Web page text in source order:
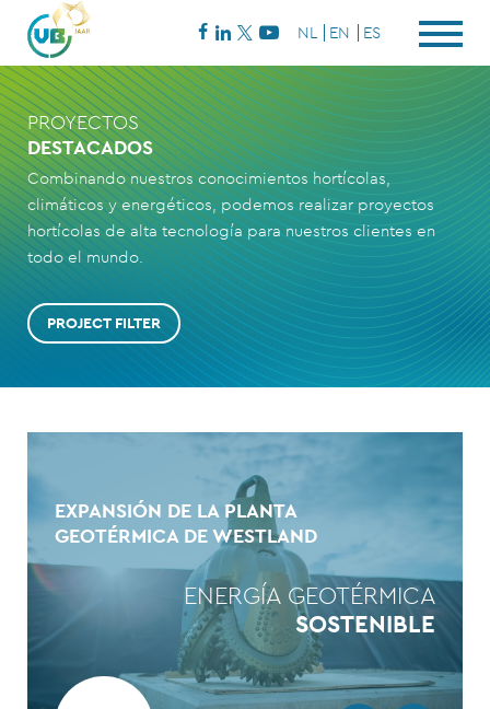
NL EN ES
PROYECTOS
DESTACADOS
Combinando nuestros conocimientos hortícolas,
climáticos y energéticos, podemos realizar proyectos
hortícolas de alta tecnología para nuestros clientes en
todo el mundo.
PROJECT FILTER
EXPANSIÓN DE LA PLANTA
GEOTÉRMICA DE WESTLAND
ENERGÍA GEOTÉRMICA
SOSTENIBLE